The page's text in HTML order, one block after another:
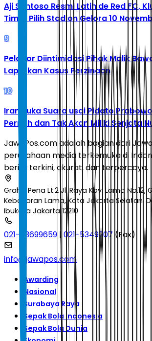
Aji Santoso Resmi Latih de Red FC,
Timur Pilih Stadion Gelora 10
9
Pelapor Diintimidasi Pihak Malik
Laporkan Kasus Perzinaan
10
Iran Buka Suara usai Pidato
Pernah dan Tak Akan Miliki Senjata
JawaPos.com adalah bagian dari
perusahaan media terkemuka di
berita terkini, akurat, dan terpercaya.
Graha Pena Lt.2 Jl. Raya Kby. Lama No.12,
Kebayoran Lama, Kota Jakarta Selatan,
Ibukota Jakarta 12210
021-53699659 | 021-5349207 (Fax)
info@jawapos.com
Awarding
Nasional
Surabaya Raya
Sepak Bola Indonesia
Sepak Bola Dunia